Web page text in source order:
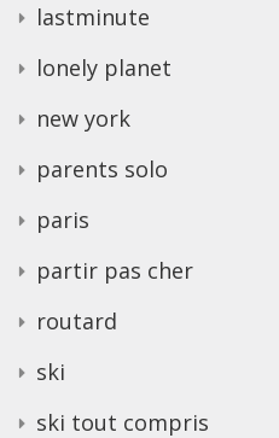
lastminute
lonely planet
new york
parents solo
paris
partir pas cher
routard
ski
ski tout compris